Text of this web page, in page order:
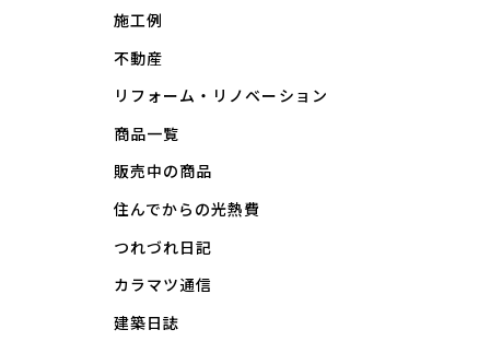
施工例
不動産
リフォーム・リノベーション
商品一覧
販売中の商品
住んでからの光熱費
つれづれ日記
カラマツ通信
建築日誌